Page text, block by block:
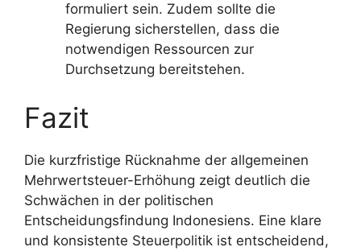
formuliert sein. Zudem sollte die
Regierung sicherstellen, dass die
notwendigen Ressourcen zur
Durchsetzung bereitstehen.
Fazit
Die kurzfristige Rücknahme der allgemeinen
Mehrwertsteuer-Erhöhung zeigt deutlich die
Schwächen in der politischen
Entscheidungsfindung Indonesiens. Eine klare
und konsistente Steuerpolitik ist entscheidend,